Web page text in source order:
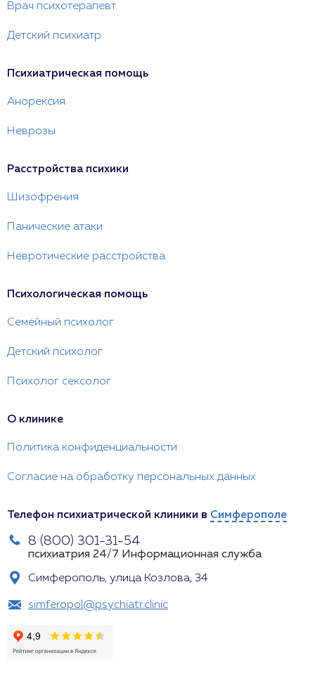
Врач психотерапевт
Детский психиатр
Психиатрическая помощь
Анорексия
Неврозы
Расстройства психики
Шизофрения
Панические атаки
Невротические расстройства
Психологическая помощь
Семейный психолог
Детский психолог
Психолог сексолог
О клинике
Политика конфиденциальности
Согласие на обработку персональных данных
Телефон психиатрической клиники в Симферополе
8 (800) 301-31-54
психиатрия 24/7 Информационная служба
Симферополь, улица Козлова, 34
simferopol@psychiatr.clinic